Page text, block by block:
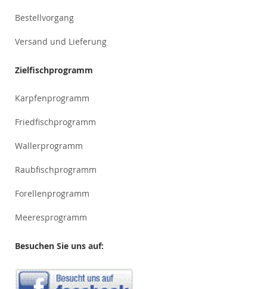
Bestellvorgang
Versand und Lieferung
Zielfischprogramm
Karpfenprogramm
Friedfischprogramm
Wallerprogramm
Raubfischprogramm
Forellenprogramm
Meeresprogramm
Besuchen Sie uns auf: